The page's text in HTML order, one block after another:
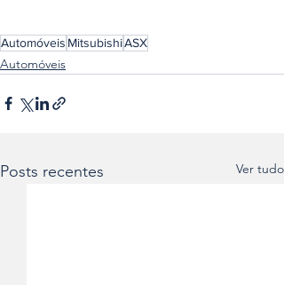
Automóveis MitsubishiASX
Automóveis
Posts recentes Ver tudo